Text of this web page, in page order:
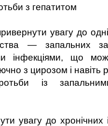
з гепатитом
увагу до
— запальних
інфекціями, що
з цирозом і навіть
із
увагу до хронічних